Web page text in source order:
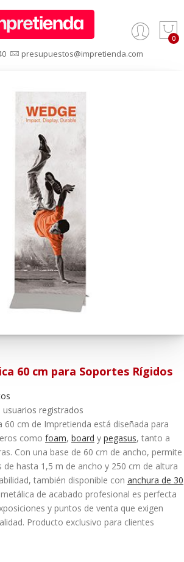
¿Olvidó su contraseña?
Entrar
presupuestos@impretienda.com
60 cm para Soportes Rígidos
usuarios registrados
60 cm de Impretienda está diseñada para
como foam, board y pegasus, tanto a
Con una base de 60 cm de ancho, permite
de hasta 1,5 m de ancho y 250 cm de altura
también disponible con anchura de 30
de acabado profesional es perfecta
y puntos de venta que exigen
Producto exclusivo para clientes